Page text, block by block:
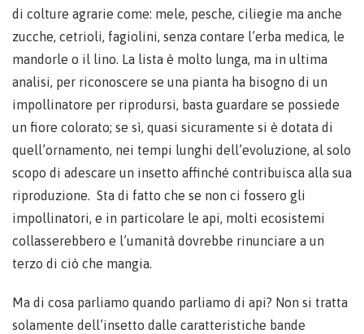
di colture agrarie come: mele, pesche, ciliegie ma anche
zucche, cetrioli, fagiolini, senza contare l’erba medica, le
mandorle o il lino. La lista è molto lunga, ma in ultima
analisi, per riconoscere se una pianta ha bisogno di un
impollinatore per riprodursi, basta guardare se possiede
un fiore colorato; se sì, quasi sicuramente si è dotata di
quell’ornamento, nei tempi lunghi dell’evoluzione, al solo
scopo di adescare un insetto affinché contribuisca alla sua
riproduzione. Sta di fatto che se non ci fossero gli
impollinatori, e in particolare le api, molti ecosistemi
collasserebbero e l’umanità dovrebbe rinunciare a un
terzo di ciò che mangia.
Ma di cosa parliamo quando parliamo di api? Non si tratta
solamente dell’insetto dalle caratteristiche bande